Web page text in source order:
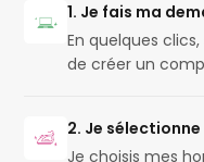
1. Je fais ma
En quelques
de créer un
2. Je
Je choisis mes